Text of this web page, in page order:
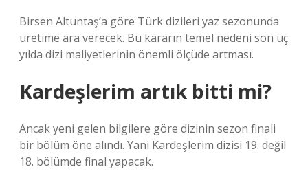
Birsen Altuntaş’a göre Türk dizileri yaz sezonunda
üretime ara verecek. Bu kararın temel nedeni son üç
yılda dizi maliyetlerinin önemli ölçüde artması.
Kardeşlerim artık bitti mi?
Ancak yeni gelen bilgilere göre dizinin sezon finali
bir bölüm öne alındı. Yani Kardeşlerim dizisi 19. değil
18. bölümde final yapacak.